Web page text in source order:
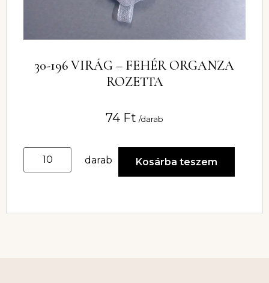
30-196 VIRÁG – FEHÉR ORGANZA
ROZETTA
74 Ft /darab
darab Kosárba teszem